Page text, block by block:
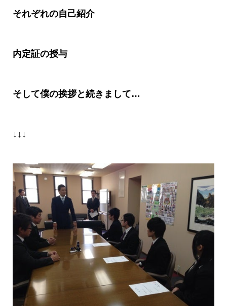
それぞれの自己紹介
内定証の授与
そして僕の挨拶と続きまして…
↓↓↓